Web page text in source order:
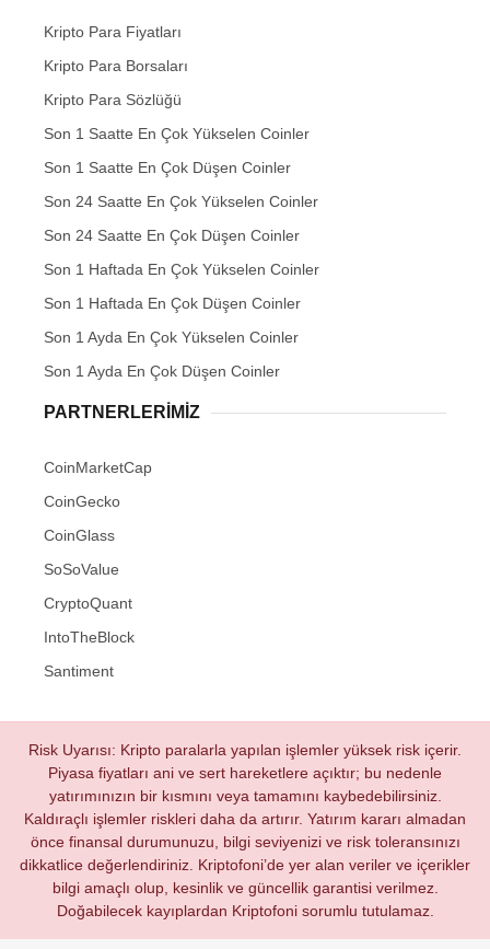
Kripto Para Fiyatları
Kripto Para Borsaları
Kripto Para Sözlüğü
Son 1 Saatte En Çok Yükselen Coinler
Son 1 Saatte En Çok Düşen Coinler
Son 24 Saatte En Çok Yükselen Coinler
Son 24 Saatte En Çok Düşen Coinler
Son 1 Haftada En Çok Yükselen Coinler
Son 1 Haftada En Çok Düşen Coinler
Son 1 Ayda En Çok Yükselen Coinler
Son 1 Ayda En Çok Düşen Coinler
PARTNERLERIMIZ
CoinMarketCap
CoinGecko
CoinGlass
SoSoValue
CryptoQuant
IntoTheBlock
Santiment
Risk Uyarısı: Kripto paralarla yapılan işlemler yüksek risk içerir.
Piyasa fiyatları ani ve sert hareketlere açıktır; bu nedenle
yatırımınızın bir kısmını veya tamamını kaybedebilirsiniz.
Kaldıraçlı işlemler riskleri daha da artırır. Yatırım kararı almadan
önce finansal durumunuzu, bilgi seviyenizi ve risk toleransınızı
dikkatlice değerlendiriniz. Kriptofoni’de yer alan veriler ve içerikler
bilgi amaçlı olup, kesinlik ve güncellik garantisi verilmez.
Doğabilecek kayıplardan Kriptofoni sorumlu tutulamaz.